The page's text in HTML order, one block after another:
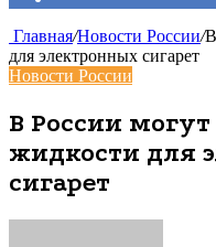
Главная/Новости России/
для электронных сигарет
Новости России
В России могут
жидкости для
сигарет